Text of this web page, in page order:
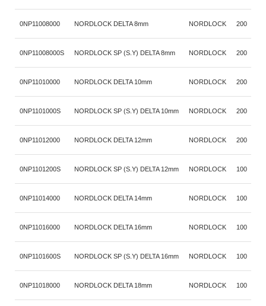
0NP11008000 NORDLOCK DELTA 8mm NORDLOCK 200
0NP11008000S NORDLOCK SP (S.Y) DELTA 8mm NORDLOCK 200
0NP11010000 NORDLOCK DELTA 10mm NORDLOCK 200
0NP1101000S NORDLOCK SP (S.Y) DELTA 10mm NORDLOCK 200
0NP11012000 NORDLOCK DELTA 12mm NORDLOCK 200
0NP1101200S NORDLOCK SP (S.Y) DELTA 12mm NORDLOCK 100
0NP11014000 NORDLOCK DELTA 14mm NORDLOCK 100
0NP11016000 NORDLOCK DELTA 16mm NORDLOCK 100
0NP1101600S NORDLOCK SP (S.Y) DELTA 16mm NORDLOCK 100
0NP11018000 NORDLOCK DELTA 18mm NORDLOCK 100